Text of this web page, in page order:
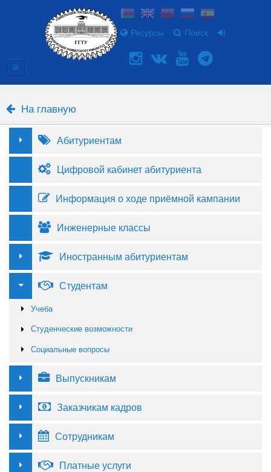
Ресурсы Поиск
На главную
Абитуриентам
Цифровой кабинет абитуриента
Информация о ходе приёмной кампании
Инженерные классы
Иностранным абитуриентам
Студентам
Учеба
Студенческие возможности
Социальные вопросы
Выпускникам
Заказчикам кадров
Сотрудникам
Платные услуги